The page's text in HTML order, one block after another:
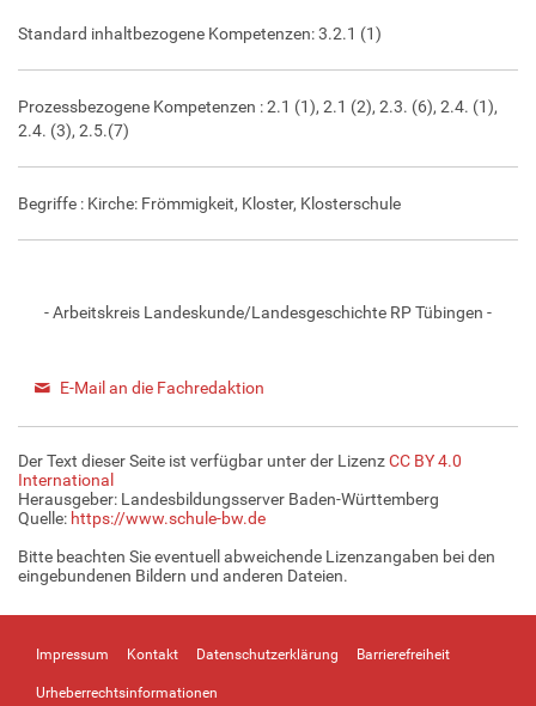
Standard inhaltbezogene Kompetenzen: 3.2.1 (1)
Prozessbezogene Kompetenzen : 2.1 (1), 2.1 (2), 2.3. (6), 2.4. (1),
2.4. (3), 2.5.(7)
Begriffe : Kirche: Frömmigkeit, Kloster, Klosterschule
- Arbeitskreis Landeskunde/Landesgeschichte RP Tübingen -
E-Mail an die Fachredaktion
Der Text dieser Seite ist verfügbar unter der LizenzCC BY 4.0
International
Herausgeber: Landesbildungsserver Baden-Württemberg
Quelle: https://www.schule-bw.de
Bitte beachten Sie eventuell abweichende Lizenzangaben bei den
eingebundenen Bildern und anderen Dateien.
Impressum Kontakt Datenschutzerklärung Barrierefreiheit
Urheberrechtsinformationen